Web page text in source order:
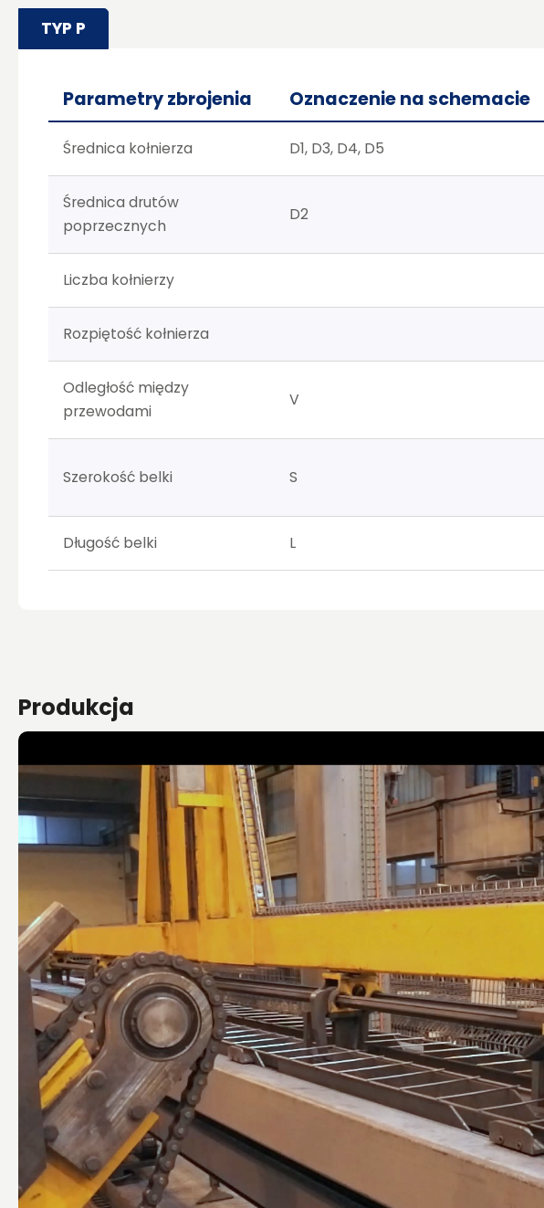
TYP P
Parametry zbrojenia Oznaczenie na schemacie
Średnica kołnierza D1, D3, D4, D5
Średnica drutów
poprzecznych
D2
Liczba kołnierzy
Rozpiętość kołnierza
Odległość między
przewodami
V
Szerokość belki S
Długość belki L
Produkcja